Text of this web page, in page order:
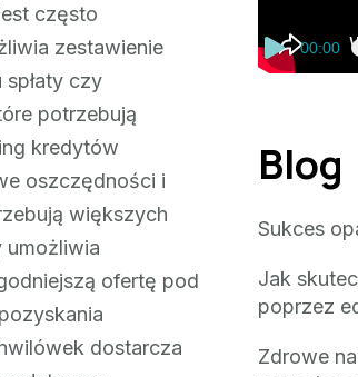
często
zestawienie
czy
potrzebują
kredytów
oszczędności i
większych
umożliwia
ofertę pod
dostarcza
00:00
Blog
Sukces
Jak
poprzez
Zdrowe